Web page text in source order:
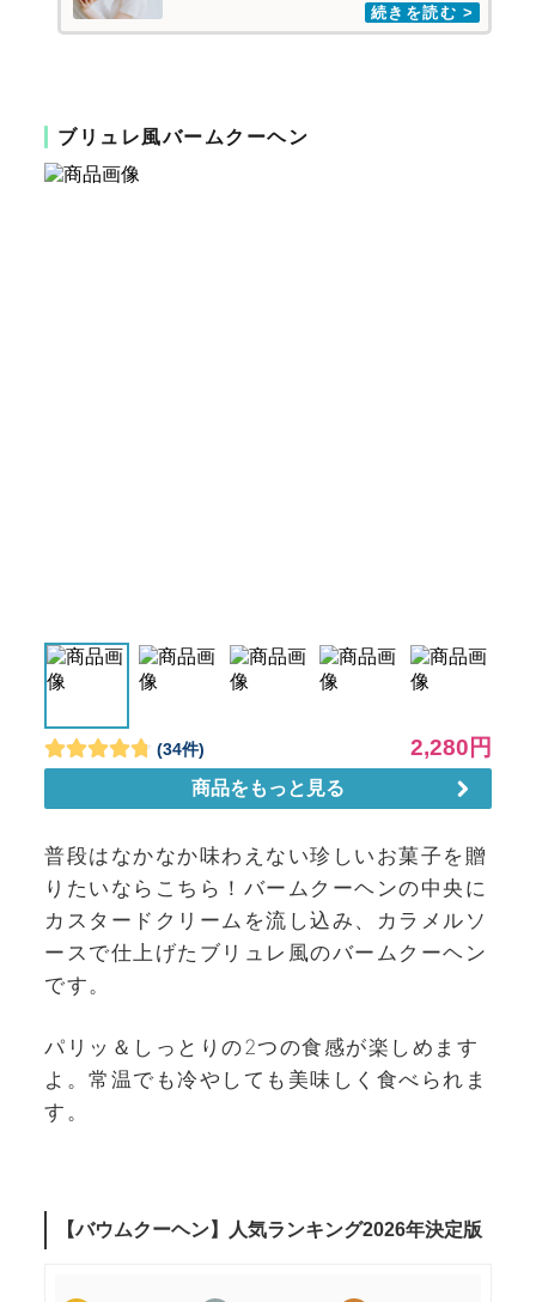
ブリュレ風バームクーヘン
普段はなかなか味わえない珍しいお菓子を贈
りたいならこちら！バームクーヘンの中央に
カスタードクリームを流し込み、カラメルソ
ースで仕上げたブリュレ風のバームクーヘン
です。
パリッ＆しっとりの2つの食感が楽しめます
よ。常温でも冷やしても美味しく食べられま
す。